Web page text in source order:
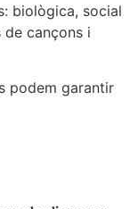
biològica, social
de cançons i
podem garantir